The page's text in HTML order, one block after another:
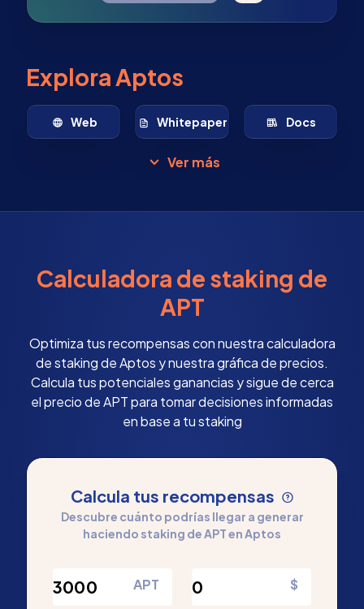
Explora Aptos
Web Whitepaper Docs
Ver más
Calculadora de staking de
APT
Optimiza tus recompensas con nuestra calculadora
de staking de Aptos y nuestra gráfica de precios.
Calcula tus potenciales ganancias y sigue de cerca
el precio de APT para tomar decisiones informadas
en base a tu staking
Calcula tus recompensas
Descubre cuánto podrías llegar a generar
haciendo staking de APT en Aptos
APT $